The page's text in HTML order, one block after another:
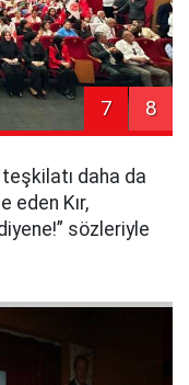
7 8
daha da
eden Kır,
sözleriyle